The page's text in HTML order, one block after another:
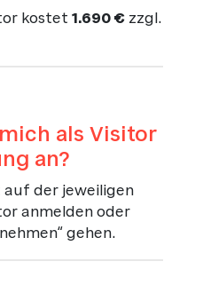
kostet 1.690 €zzgl.
als Visitor
an?
auf der jeweiligen
anmelden oder
gehen.